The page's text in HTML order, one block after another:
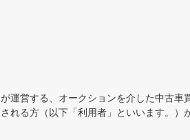
運営する、オークションを介した中古車
れる方（以下「利用者」といいます。）